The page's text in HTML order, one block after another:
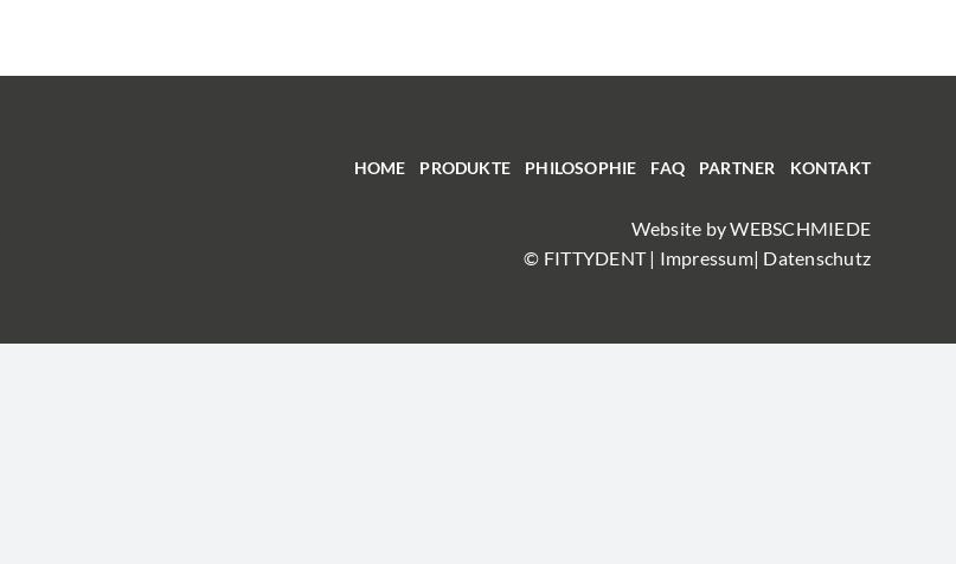
HOME PRODUKTE PHILOSOPHIE FAQ PARTNER KONTAKT
Website byWEBSCHMIEDE
© FITTYDENT | Impressum| Datenschutz